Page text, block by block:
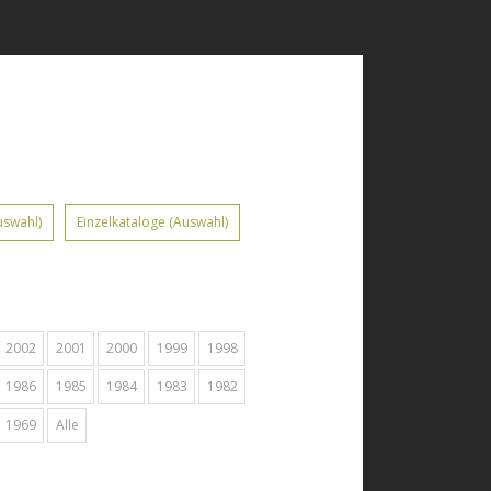
Einzelkataloge (Auswahl)
2002 2001 2000 1999 1998
1986 1985 1984 1983 1982
1969 Alle